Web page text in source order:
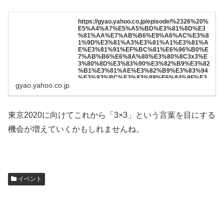
https://gyao.yahoo.co.jp/episode/%2326%20%
E5%A4%A7%E5%A5%BD%E3%81%8D%E3
%81%AA%E7%AB%B6%E9%A6%AC%E3%8
1%9D%E3%81%A3%E3%81%A1%E3%81%A
E%E3%81%91%EF%BC%81%E6%96%B0%E
7%AB%B6%E6%8A%80%E3%80%8C3x3%E
3%80%8D%E3%83%90%E3%82%B9%E3%82
%B1%E3%81%AE%E3%82%B9%E3%83%94
%E3%83%BC%E3%83%89%E6%84%9F%E3
%AA%E3%81%95%E3%82%93%E5%A4%A7
%E8%88%88%E5%A5%AE%EF%BC%81%E3
%83%8E%E3%83%AA%E3%83%9E%E3%83
%A0%E3%82%B7%E3%81%8C%E6%9D%B1
gyao.yahoo.co.jp
東京2020に向けてこれから「3×3」という言葉を目にする
機会が増えていくかもしれませんね。
イベント